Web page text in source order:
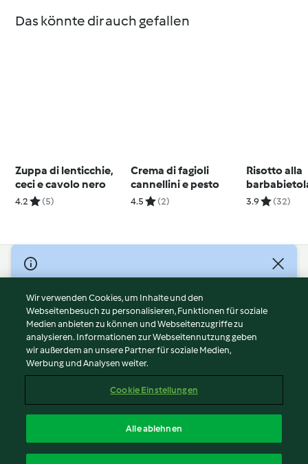
Das könnte dir auch gefallen
Zuppa di lenticchie,
ceci e cavolo nero
4.2 (5)
Crema di fagioli
cannellini e pesto
4.5 (2)
Risotto alla
con
3.9 (32)
© Copyright 2026
Nutzungsbedingungen
Datenschutzrichtlinien
Disclaimer
Impressum
Cookies
Abo kündigen
Erklärung zur Barrierefreiheit
Wir verwenden Cookies, um Inhalte und den
Webseitenbesuch zu personalisieren, Funktionen für soziale
Medien anbieten zu können und Webseitenzugriffe zu
analysieren. Informationen zur Webseitennutzung geben
wir außerdem an unsere Partner für soziale Medien,
Werbung und Analysen weiter.
Cookie Einstellungen
Alle ablehnen